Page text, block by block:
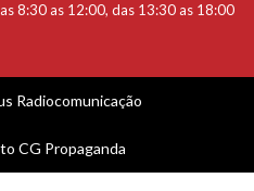
8:30 as 12:00, das 13:30 as 18:00
Radiocomunicação
CG Propaganda